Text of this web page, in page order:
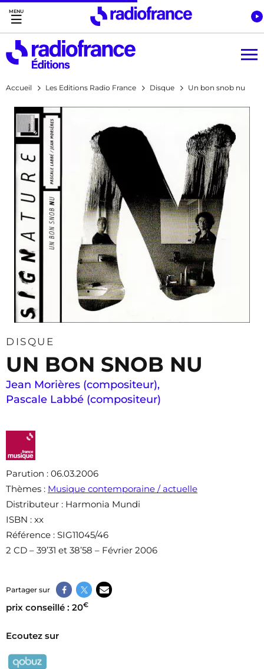
Accès direct :
Menu principal
Contenu
Accueil Les Editions Radio France Disque Un bon snob nu
DISQUE
UN BON SNOB NU
Jean Morières (compositeur),
Pascale Labbé (compositeur)
Parution : 06.03.2006
Thèmes : Musique contemporaine / actuelle
Distributeur : Harmonia Mundi
ISBN : xx
Référence : SIG11045/46
2 CD – 39’31 et 38’58 – Février 2006
Partager sur
prix conseillé : 20€
Ecoutez sur